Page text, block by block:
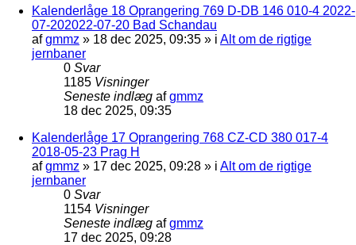
Kalenderlåge 18 Oprangering 769 D-DB 146 010-4 2022-
07-202022-07-20 Bad Schandau
afgmmz » 18 dec 2025, 09:35 » i Alt om de rigtige
jernbaner
0 Svar
1185 Visninger
Seneste indlæg afgmmz
18 dec 2025, 09:35
Kalenderlåge 17 Oprangering 768 CZ-CD 380 017-4
2018-05-23 Prag H
afgmmz » 17 dec 2025, 09:28 » i Alt om de rigtige
jernbaner
0 Svar
1154 Visninger
Seneste indlæg afgmmz
17 dec 2025, 09:28